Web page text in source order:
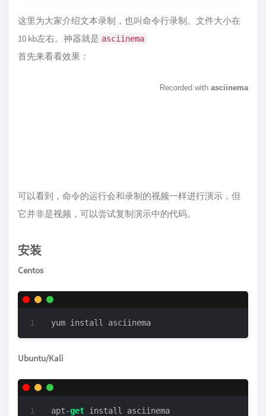
这里为大家介绍文本录制，也叫命令行录制。文件大小在
10 kb左右。神器就是 asciinema
首先来看看效果：
可以看到，命令的运行会和录制的视频一样进行演示，但
它并非是视频，可以尝试复制演示中的代码。
安装
Centos
yum install asciinema
Ubuntu/Kali
apt-get install asciinema